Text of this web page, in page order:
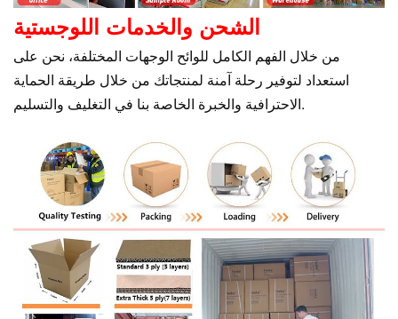
الشحن والخدمات اللوجستية
من خلال الفهم الكامل للوائح الوجهات المختلفة، نحن على
استعداد لتوفير رحلة آمنة لمنتجاتك من خلال طريقة الحماية
الاحترافية والخبرة الخاصة بنا في التغليف والتسليم.